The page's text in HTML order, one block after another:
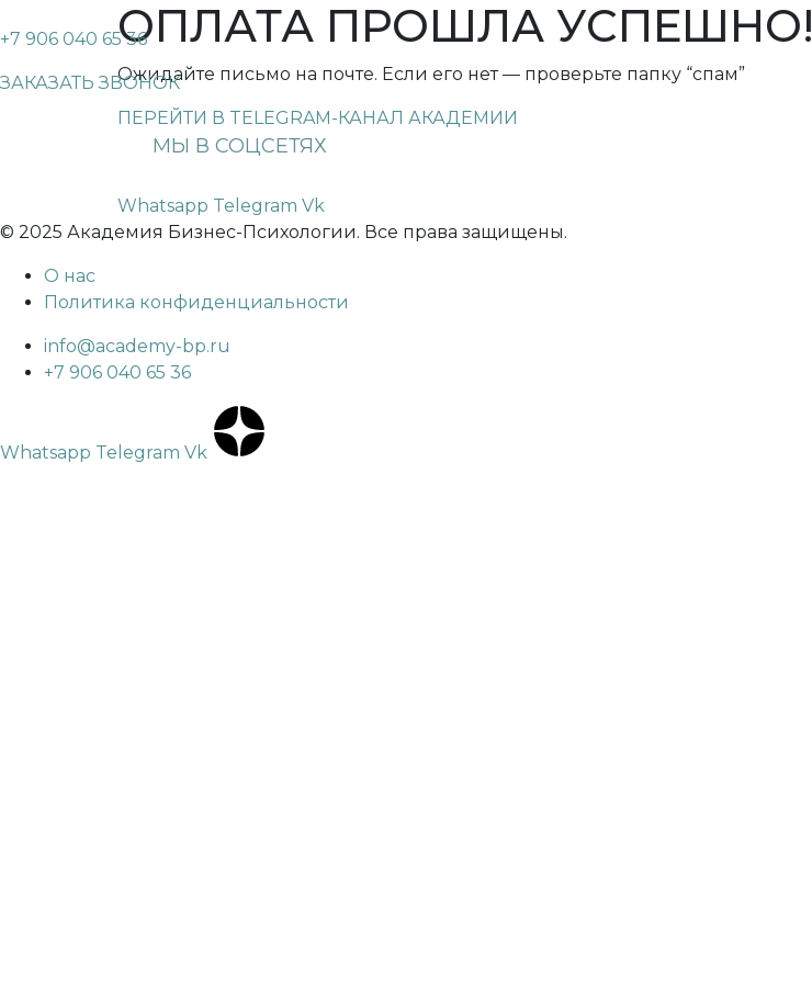
+7 906 040 65 36
ЗАКАЗАТЬ ЗВОНОК
ОПЛАТА ПРОШЛА УСПЕШНО!
Ожидайте письмо на почте. Если его нет — проверьте папку “спам”
ПЕРЕЙТИ В TELEGRAM-КАНАЛ АКАДЕМИИ
Whatsapp Telegram Vk
© 2025 Академия Бизнес-Психологии. Все права защищены.
О нас
Политика конфиденциальности
info@academy-bp.ru
+7 906 040 65 36
Whatsapp Telegram Vk